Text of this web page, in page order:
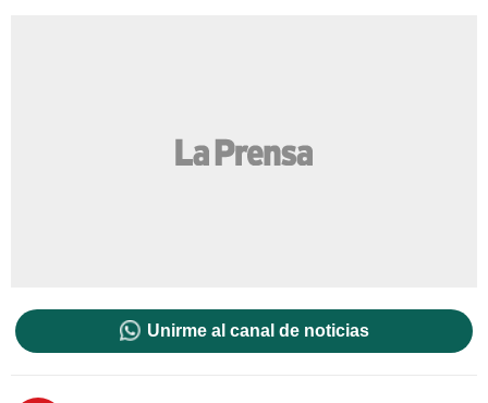
Unirme al canal de noticias